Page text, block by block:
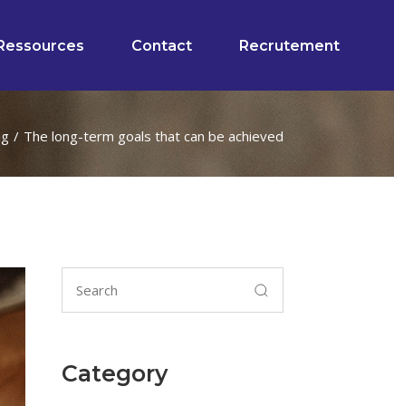
Contact Recrutement
The long-term goals that can be achieved
Category